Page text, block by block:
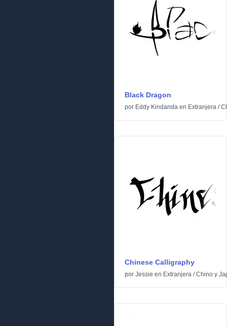
Black Dragon
por Eddy Kindanda en Extranjera /
Chinese Calligraphy
por Jessie en Extranjera /Chino y